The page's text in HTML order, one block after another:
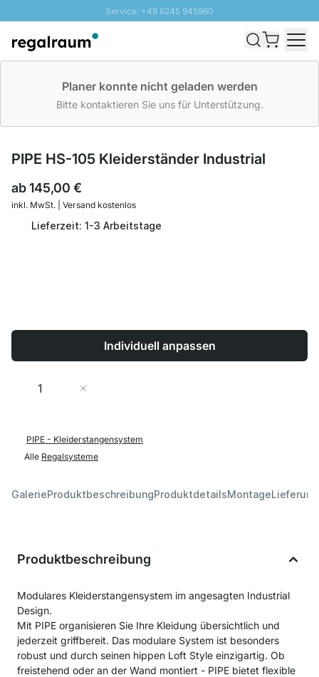
Service: +49 6245 945960
Schnelle Lieferung - Gratis Versand ab 100€
Planer konnte nicht geladen werden
Bitte kontaktieren Sie uns für Unterstützung.
PIPE HS-105 Kleiderständer Industrial
ab145,00 €
inkl. MwSt. | Versand kostenlos
Lieferzeit: 1-3 Arbeitstage
Individuell anpassen
Menge
PIPE - Kleiderstangensystem
Alle Regalsysteme
GalerieProduktbeschreibungProduktdetailsMontage
Produktbeschreibung
Modulares Kleiderstangensystem im angesagten Industrial
Design.
Mit PIPE organisieren Sie Ihre Kleidung übersichtlich und
jederzeit griffbereit. Das modulare System ist besonders
robust und durch seinen hippen Loft Style einzigartig. Ob
freistehend oder an der Wand montiert - PIPE bietet flexible